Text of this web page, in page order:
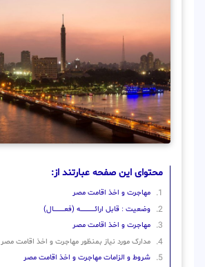
محتوای این صفحه عبارتند از:
مهاجرت و اخذ اقامت مصر
وضعیت : قابل ارائــــــــــــــــــــه (فعـــــــــــــــال)
مهاجرت و اخذ اقامت مصر
مدارک مورد نیاز بمنظور مهاجرت و اخذ اقامت مصر
شروط و الزامات مهاجرت و اخذ اقامت مصر